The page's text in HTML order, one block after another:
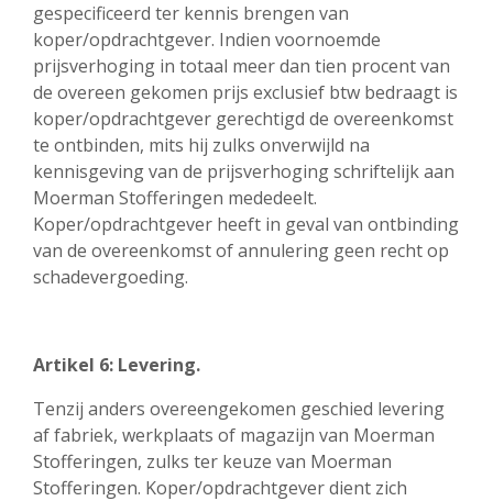
gespecificeerd ter kennis brengen van
koper/opdrachtgever. Indien voornoemde
prijsverhoging in totaal meer dan tien procent van
de overeen gekomen prijs exclusief btw bedraagt is
koper/opdrachtgever gerechtigd de overeenkomst
te ontbinden, mits hij zulks onverwijld na
kennisgeving van de prijsverhoging schriftelijk aan
Moerman Stofferingen mededeelt.
Koper/opdrachtgever heeft in geval van ontbinding
van de overeenkomst of annulering geen recht op
schadevergoeding.
Artikel 6: Levering.
Tenzij anders overeengekomen geschied levering
af fabriek, werkplaats of magazijn van Moerman
Stofferingen, zulks ter keuze van Moerman
Stofferingen. Koper/opdrachtgever dient zich